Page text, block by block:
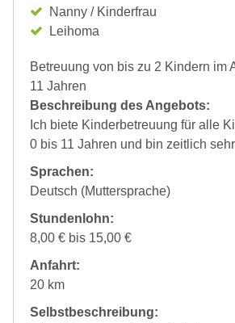
Nanny / Kinderfrau
Leihoma
Betreuung von bis zu 2 Kindern im
11 Jahren
Beschreibung des Angebots:
Ich biete Kinderbetreuung für alle
0 bis 11 Jahren und bin zeitlich
Sprachen:
Deutsch (Muttersprache)
Stundenlohn:
8,00 € bis 15,00 €
Anfahrt:
20 km
Selbstbeschreibung: